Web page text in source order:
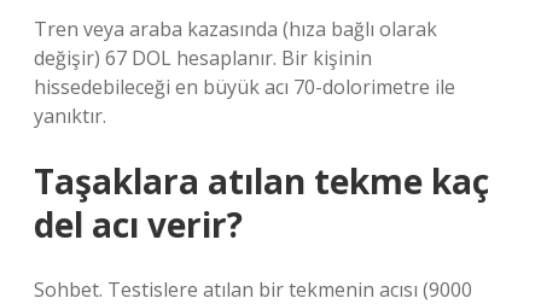
Tren veya araba kazasında (hıza bağlı olarak
değişir) 67 DOL hesaplanır. Bir kişinin
hissedebileceği en büyük acı 70-dolorimetre ile
yanıktır.
Taşaklara atılan tekme kaç
del acı verir?
Sohbet. Testislere atılan bir tekmenin acısı (9000